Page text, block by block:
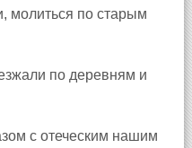
молиться по старым
по деревням и
с отеческим нашим